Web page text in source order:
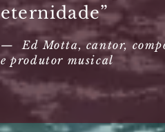
eternidade”​
— Ed Motta, cantor,
e produtor musical